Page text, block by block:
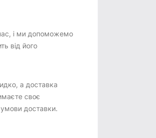
і ми допоможемо
від його
а доставка
своє
доставки.